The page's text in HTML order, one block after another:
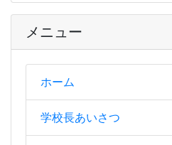
メニュー
ホーム
学校長あいさつ